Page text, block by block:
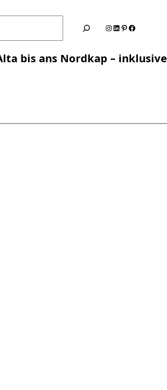
Instagram LinkedIn Pinterest Facebook
bis ans Nordkap – inklusive